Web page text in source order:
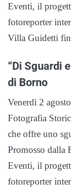
Eventi, il
fotoreporter
Villa Guidetti
“Di Sguardi
di Borno
Venerdì 2
Fotografia
che offre uno
Promosso dalla
Eventi, il
fotoreporter